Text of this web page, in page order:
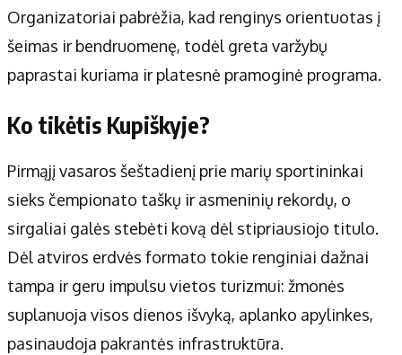
Organizatoriai pabrėžia, kad renginys orientuotas į
šeimas ir bendruomenę, todėl greta varžybų
paprastai kuriama ir platesnė pramoginė programa.
Ko tikėtis Kupiškyje?
Pirmąjį vasaros šeštadienį prie marių sportininkai
sieks čempionato taškų ir asmeninių rekordų, o
sirgaliai galės stebėti kovą dėl stipriausiojo titulo.
Dėl atviros erdvės formato tokie renginiai dažnai
tampa ir geru impulsu vietos turizmui: žmonės
suplanuoja visos dienos išvyką, aplanko apylinkes,
pasinaudoja pakrantės infrastruktūra.